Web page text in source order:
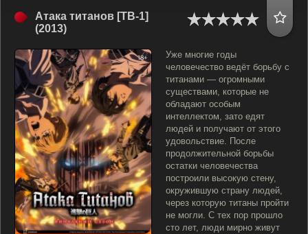
Атака титанов [ТВ-1]
(2013)
Уже многие годы
человечество ведёт борьбу с
титанами — огромными
существами, которые не
обладают особым
интеллектом, зато едят
людей и получают от этого
удовольствие. После
продолжительной борьбы
остатки человечества
построили высокую стену,
окружившую страну людей,
через которую титаны пройти
не могли. С тех пор прошло
сто лет, люди мирно живут